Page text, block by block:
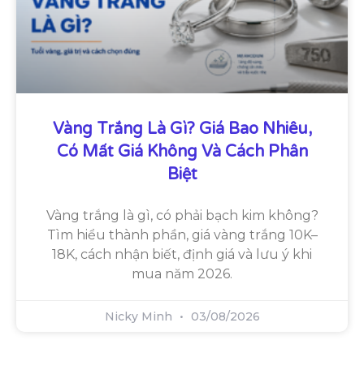
Vàng Trắng Là Gì? Giá Bao Nhiêu,
Có Mất Giá Không Và Cách Phân
Biệt
Vàng trắng là gì, có phải bạch kim không?
Tìm hiểu thành phần, giá vàng trắng 10K–
18K, cách nhận biết, định giá và lưu ý khi
mua năm 2026.
Nicky Minh 03/08/2026